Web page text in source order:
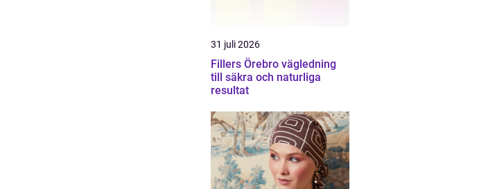
31 juli 2026
Fillers Örebro vägledning
till säkra och naturliga
resultat